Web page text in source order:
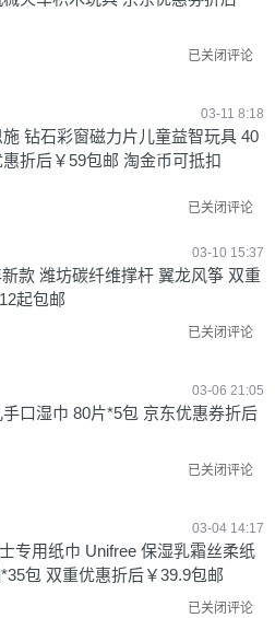
已关闭评论
03-11 8:18
钻石彩窗磁力片儿童益智玩具 40
折后￥59包邮 淘金币可抵扣
已关闭评论
03-10 15:37
款 潍坊碳纤维撑杆 翼龙风筝 双重
起包邮
已关闭评论
03-06 21:05
口湿巾 80片*5包 京东优惠券折后
已关闭评论
03-04 14:17
专用纸巾 Unifree 保湿乳霜丝柔纸
包 双重优惠折后￥39.9包邮
已关闭评论